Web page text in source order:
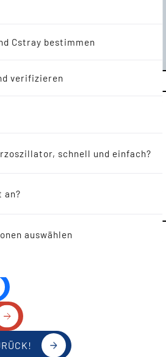
Cstray bestimmen
verifizieren
schnell und einfach?
an?
auswählen
3,2 x